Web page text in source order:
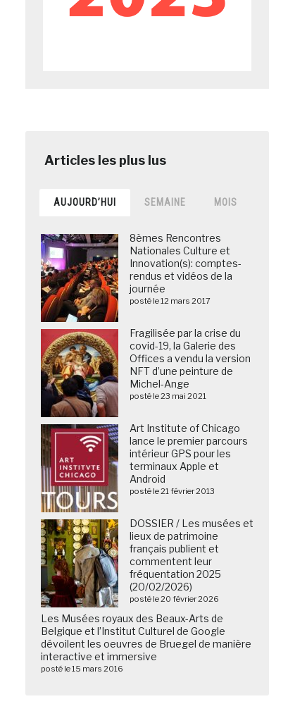
AUJOURD’HUI SEMAINE MOIS
8èmes Rencontres
Nationales Culture et
Innovation(s): comptes-
rendus et vidéos de la
journée
posté le 12 mars 2017
Fragilisée par la crise du
covid-19, la Galerie des
Offices a vendu la version
NFT d’une peinture de
Michel-Ange
posté le 23 mai 2021
Art Institute of Chicago
lance le premier parcours
intérieur GPS pour les
terminaux Apple et
Android
posté le 21 février 2013
DOSSIER / Les musées et
lieux de patrimoine
français publient et
commentent leur
fréquentation 2025
(20/02/2026)
posté le 20 février 2026
Les Musées royaux des Beaux-Arts de
Belgique et l’Institut Culturel de Google
dévoilent les oeuvres de Bruegel de manière
interactive et immersive
posté le 15 mars 2016